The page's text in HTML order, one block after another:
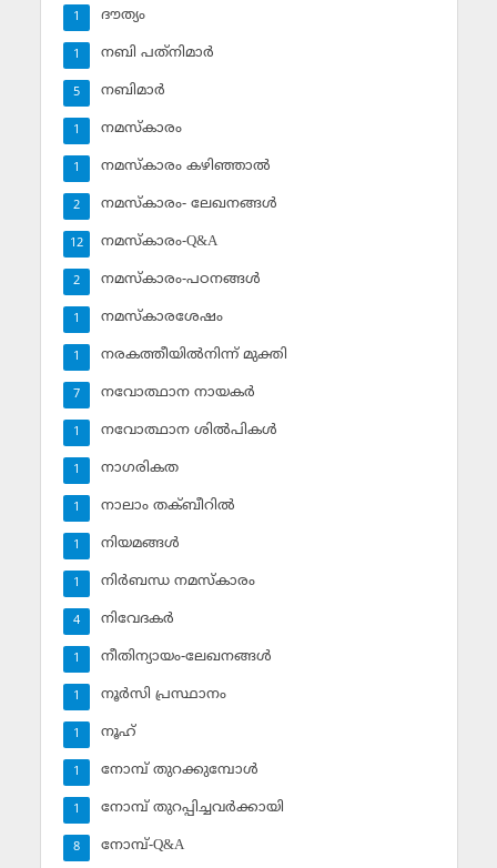
ദൗത്യം
1
നബി പത്‌നിമാര്‍
1
നബിമാര്‍
5
നമസ്‌കാരം
1
നമസ്‌കാരം കഴിഞ്ഞാല്‍
1
നമസ്‌കാരം- ലേഖനങ്ങള്‍
2
നമസ്‌കാരം-Q&A
12
നമസ്‌കാരം-പഠനങ്ങള്‍
2
നമസ്‌കാരശേഷം
1
നരകത്തീയില്‍നിന്ന് മുക്തി
1
നവോത്ഥാന നായകര്‍
7
നവോത്ഥാന ശില്‍പികള്‍
1
നാഗരികത
1
നാലാം തക്ബീറില്‍
1
നിയമങ്ങള്‍
1
നിര്‍ബന്ധ നമസ്‌കാരം
1
നിവേദകര്‍
4
നീതിന്യായം-ലേഖനങ്ങള്‍
1
നൂര്‍സി പ്രസ്ഥാനം
1
നൂഹ്‌
1
നോമ്പ് തുറക്കുമ്പോള്‍
1
നോമ്പ് തുറപ്പിച്ചവര്‍ക്കായി
1
നോമ്പ്-Q&A
8